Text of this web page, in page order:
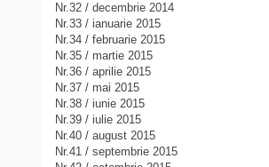
Nr.32 / decembrie 2014
Nr.33 / ianuarie 2015
Nr.34 / februarie 2015
Nr.35 / martie 2015
Nr.36 / aprilie 2015
Nr.37 / mai 2015
Nr.38 / iunie 2015
Nr.39 / iulie 2015
Nr.40 / august 2015
Nr.41 / septembrie 2015